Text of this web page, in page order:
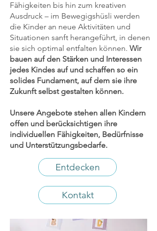
Fähigkeiten bis hin zum kreativen
Ausdruck – im Bewegigshüsli werden
die Kinder an neue Aktivitäten und
Situationen sanft herangeführt, in denen
sie sich optimal entfalten können. Wir
bauen auf den Stärken und Interessen
jedes Kindes auf und schaffen so ein
solides Fundament, auf dem sie ihre
Zukunft selbst gestalten können.
Unsere Angebote stehen allen Kindern
offen und berücksichtigen ihre
individuellen Fähigkeiten, Bedürfnisse
und Unterstützungsbedarfe.
Entdecken
Kontakt